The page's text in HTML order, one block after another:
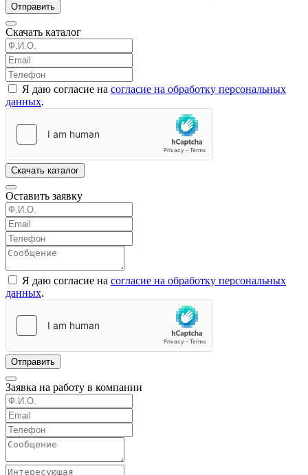
Отправить
Скачать каталог
Я даю согласие на согласие на обработку персональных
данных.
Скачать каталог
Оставить заявку
Я даю согласие на согласие на обработку персональных
данных.
Отправить
Заявка на работу в компании